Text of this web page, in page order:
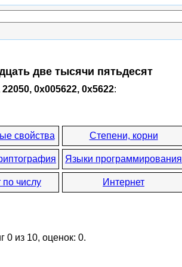
две тысячи пятьдесят
0x005622, 0x5622:
свойства Степени, корни
Языки программирования
по числу Интернет
0 из 10, оценок: 0.